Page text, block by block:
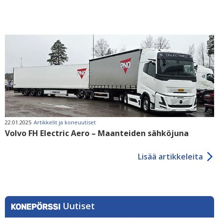
22.01.2025 Artikkelit ja koneuutiset
Volvo FH Electric Aero – Maanteiden sähköjuna
Lisää artikkeleita
Uutiset